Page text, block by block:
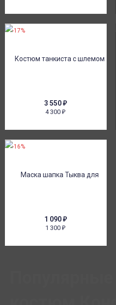
3 550₽
4 300₽
-17%
1 090₽
1 300₽
-16%